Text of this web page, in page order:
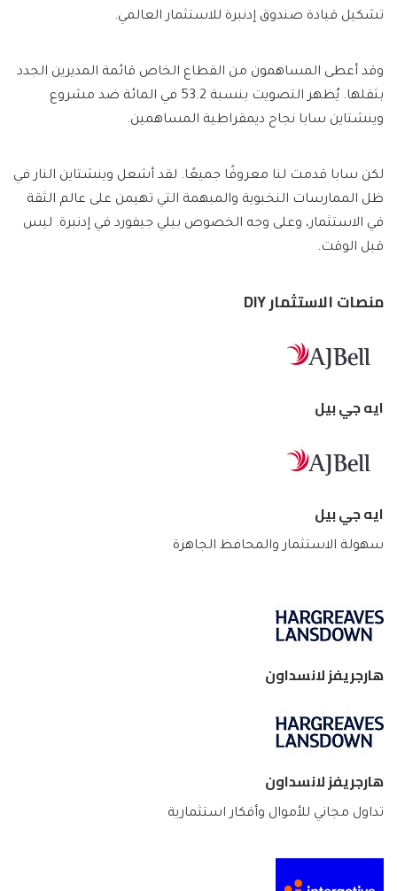
تشكيل قيادة صندوق إدنبرة للاستثمار العالمي.
وقد أعطى المساهمون من القطاع الخاص قائمة المديرين الجدد
بثقلها. يُظهر التصويت بنسبة 53.2 في المائة ضد مشروع
وينشتاين سابا نجاح ديمقراطية المساهمين.
لكن سابا قدمت لنا معروفًا جميعًا. لقد أشعل وينشتاين النار في
ظل الممارسات النخبوية والمبهمة التي تهيمن على عالم الثقة
في الاستثمار، وعلى وجه الخصوص بيلي جيفورد في إدنبرة. ليس
قبل الوقت.
منصات الاستثمار DIY
ايه جي بيل
ايه جي بيل
سهولة الاستثمار والمحافظ الجاهزة
هارجريفز لانسداون
هارجريفز لانسداون
تداول مجاني للأموال وأفكار استثمارية